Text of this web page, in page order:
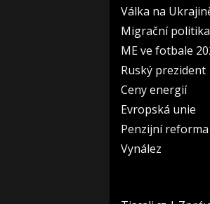
Válka na
Migrační politika
ME ve fotbale
Ruský prezident
Ceny energií
Evropská unie
Penzijní reforma
Vynález